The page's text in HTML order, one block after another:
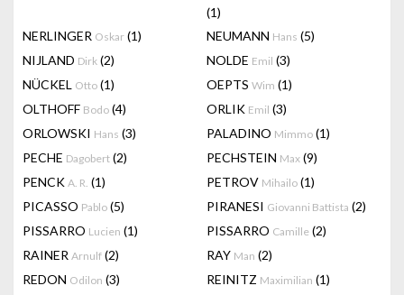
(1)
NERLINGER Oskar (1) NEUMANN Hans (5)
NIJLAND Dirk (2) NOLDE Emil (3)
NÜCKEL Otto (1) OEPTS Wim (1)
OLTHOFF Bodo (4) ORLIK Emil (3)
ORLOWSKI Hans (3) PALADINO Mimmo (1)
PECHE Dagobert (2) PECHSTEIN Max (9)
PENCK A. R. (1) PETROV Mihailo (1)
PICASSO Pablo (5) PIRANESI Giovanni Battista (2)
PISSARRO Lucien (1) PISSARRO Camille (2)
RAINER Arnulf (2) RAY Man (2)
REDON Odilon (3) REINITZ Maximilian (1)